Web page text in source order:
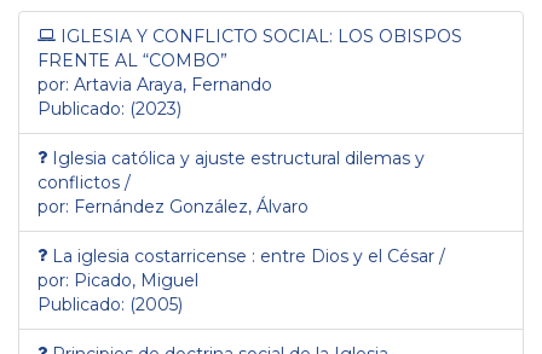
IGLESIA Y CONFLICTO SOCIAL: LOS OBISPOS
FRENTE AL “COMBO”
por: Artavia Araya, Fernando
Publicado: (2023)
Iglesia católica y ajuste estructural dilemas y
conflictos /
por: Fernández González, Álvaro
La iglesia costarricense : entre Dios y el César /
por: Picado, Miguel
Publicado: (2005)